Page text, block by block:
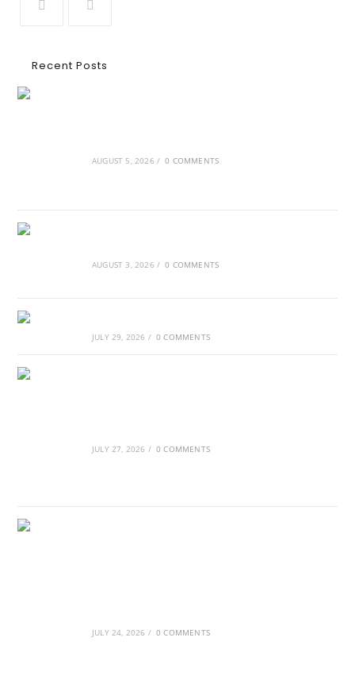
Recent Posts
AUGUST 5, 2026 / 0 COMMENTS
AUGUST 3, 2026 / 0 COMMENTS
JULY 29, 2026 / 0 COMMENTS
JULY 27, 2026 / 0 COMMENTS
JULY 24, 2026 / 0 COMMENTS